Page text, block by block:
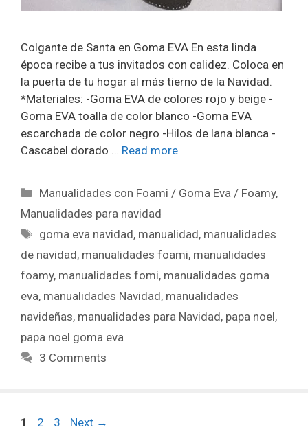
Colgante de Santa en Goma EVA En esta linda
época recibe a tus invitados con calidez. Coloca en
la puerta de tu hogar al más tierno de la Navidad.
*Materiales: -Goma EVA de colores rojo y beige -
Goma EVA toalla de color blanco -Goma EVA
escarchada de color negro -Hilos de lana blanca -
Cascabel dorado … Read more
Manualidades con Foami / Goma Eva / Foamy,
Manualidades para navidad
goma eva navidad, manualidad, manualidades
de navidad, manualidades foami, manualidades
foamy, manualidades fomi, manualidades goma
eva, manualidades Navidad, manualidades
navideñas, manualidades para Navidad, papa noel,
papa noel goma eva
3 Comments
1 2 3 Next →